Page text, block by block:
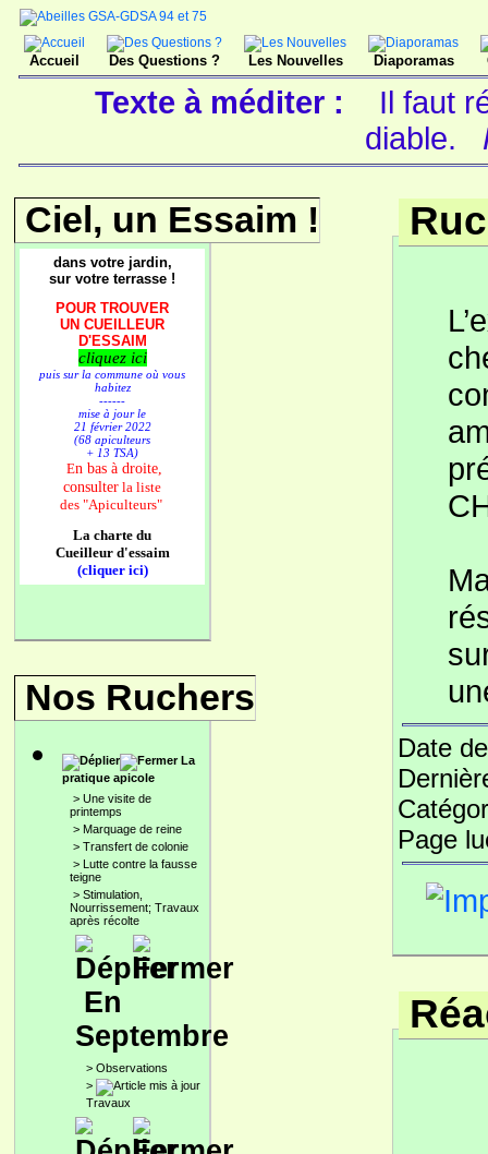
Accueil Des Questions ? Les Nouvelles Diaporamas
Texte à méditer :
Il faut
diable.
Ciel, un Essaim !
dans votre jardin,
sur votre terrasse !
POUR TROUVER
UN CUEILLEUR
D'ESSAIM
cliquez ici
puis sur la commune où vous
habitez
------
mise à jour le
21 février 2022
(68 apiculteurs
+ 13 TSA)
En bas à droite,
consulter la liste
des "Apiculteurs"
La charte du
Cueilleur d'essaim
(cliquer ici)
Nos Ruchers
La
pratique apicole
> Une visite de
printemps
> Marquage de reine
> Transfert de colonie
> Lutte contre la fausse
teigne
> Stimulation,
Nourrissement; Travaux
après récolte
En
Septembre
> Observations
>
Travaux
Date
Page